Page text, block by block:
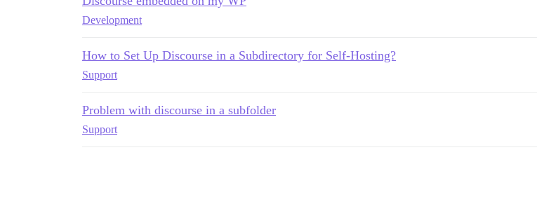
Development
How to Set Up Discourse in a Subdirectory for Self-Hosting?
Support
Problem with discourse in a subfolder
Support